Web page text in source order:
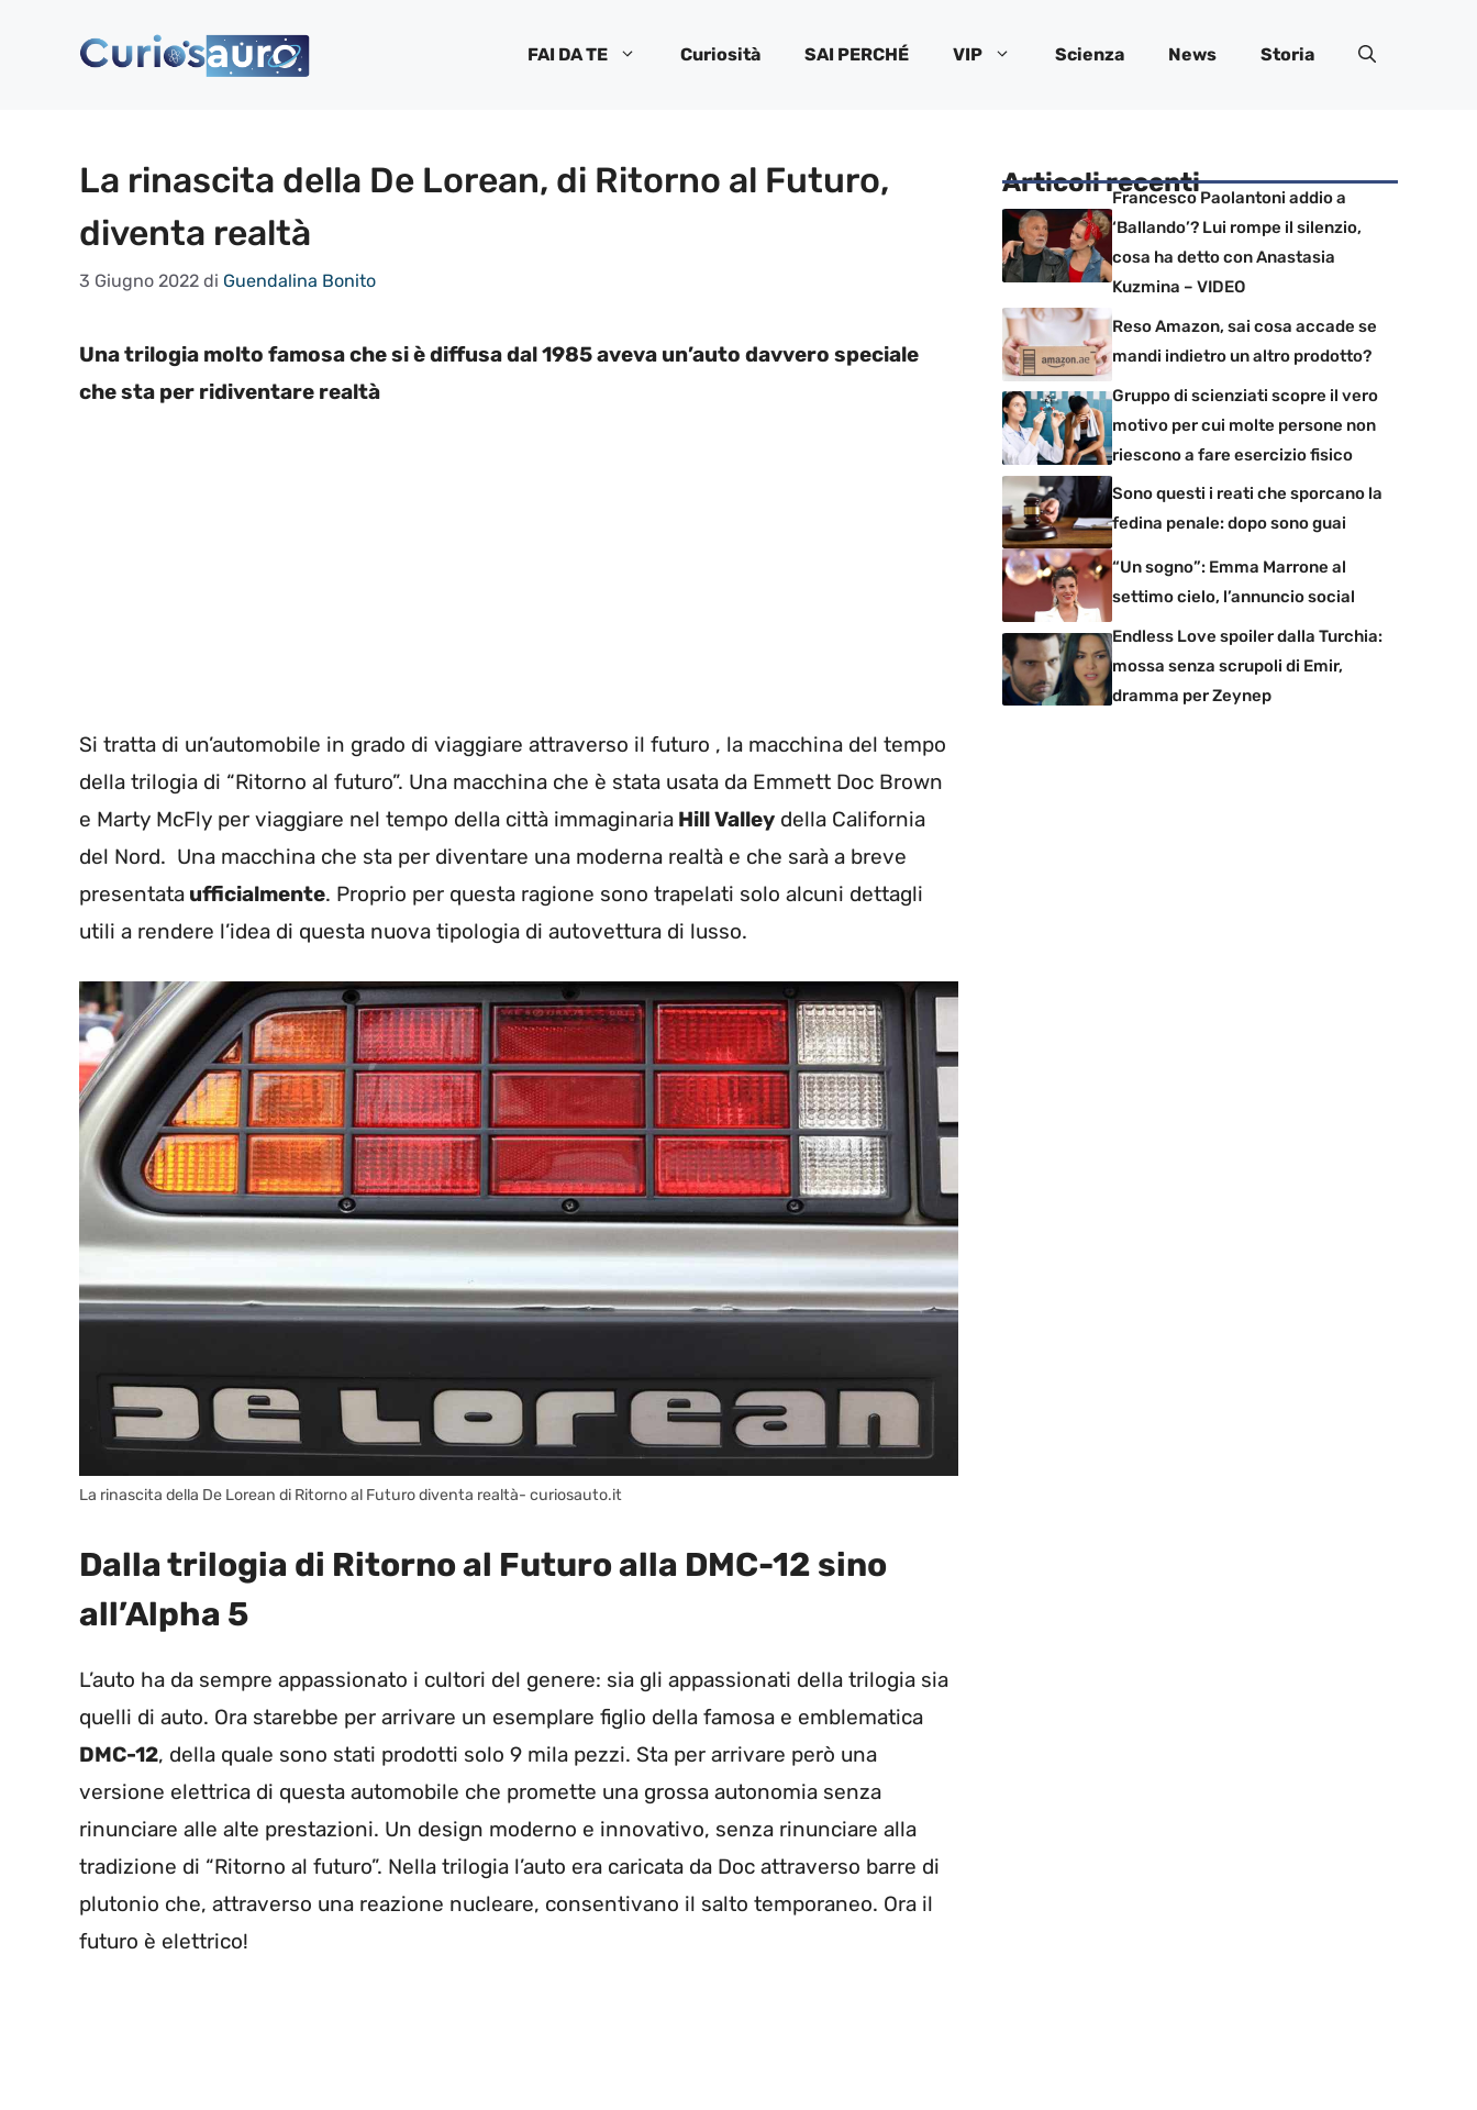
FAI DA TE Curiosità SAI PERCHÉ VIP Scienza News Storia
La rinascita della De Lorean, di Ritorno al Futuro,
diventa realtà
3 Giugno 2022 di Guendalina Bonito
Una trilogia molto famosa che si è diffusa dal 1985 aveva un’auto davvero speciale
che sta per ridiventare realtà
Si tratta di un’automobile in grado di viaggiare attraverso il futuro , la macchina del tempo
della trilogia di “Ritorno al futuro”. Una macchina che è stata usata da Emmett Doc Brown
e Marty McFly per viaggiare nel tempo della città immaginaria Hill Valley della California
del Nord. Una macchina che sta per diventare una moderna realtà e che sarà a breve
presentata ufficialmente. Proprio per questa ragione sono trapelati solo alcuni dettagli
utili a rendere l’idea di questa nuova tipologia di autovettura di lusso.
La rinascita della De Lorean di Ritorno al Futuro diventa realtà- curiosauto.it
Dalla trilogia di Ritorno al Futuro alla DMC-12 sino
all’Alpha 5
L’auto ha da sempre appassionato i cultori del genere: sia gli appassionati della trilogia sia
quelli di auto. Ora starebbe per arrivare un esemplare figlio della famosa e emblematica
DMC-12, della quale sono stati prodotti solo 9 mila pezzi. Sta per arrivare però una
versione elettrica di questa automobile che promette una grossa autonomia senza
rinunciare alle alte prestazioni. Un design moderno e innovativo, senza rinunciare alla
tradizione di “Ritorno al futuro”. Nella trilogia l’auto era caricata da Doc attraverso barre di
plutonio che, attraverso una reazione nucleare, consentivano il salto temporaneo. Ora il
futuro è elettrico!
Articoli recentiFrancesco Paolantoni addio a
‘Ballando’? Lui rompe il silenzio,
cosa ha detto con Anastasia
Kuzmina – VIDEO
Reso Amazon, sai cosa accade se
mandi indietro un altro prodotto?
Gruppo di scienziati scopre il vero
motivo per cui molte persone non
riescono a fare esercizio fisico
Sono questi i reati che sporcano la
fedina penale: dopo sono guai
“Un sogno”: Emma Marrone al
settimo cielo, l’annuncio social
Endless Love spoiler dalla Turchia:
mossa senza scrupoli di Emir,
dramma per Zeynep